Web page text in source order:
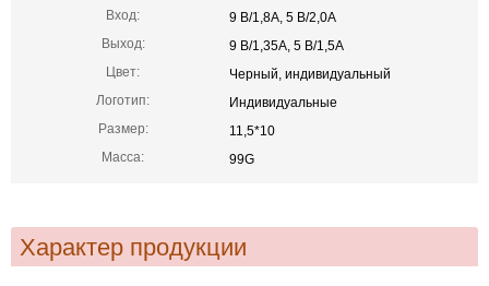
Вход:
9 В/1,8А, 5 В/2,0А
Выход:
9 В/1,35А, 5 В/1,5А
Цвет:
Черный, индивидуальный
Логотип:
Индивидуальные
Размер:
11,5*10
Масса:
99G
Характер продукции